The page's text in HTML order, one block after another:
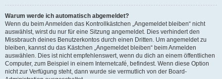
Warum werde ich automatisch abgemeldet?
Wenn du beim Anmelden das Kontrollkästchen „Angemeldet bleiben“ nicht
auswählst, wirst du nur für eine Sitzung angemeldet. Dies verhindert den
Missbrauch deines Benutzerkontos durch einen Dritten. Um angemeldet zu
bleiben, kannst du das Kästchen „Angemeldet bleiben“ beim Anmelden
auswählen. Dies ist nicht empfehlenswert, wenn du dich an einem öffentlichen
Computer, zum Beispiel in einem Internetcafé, befindest. Wenn diese Option
nicht zur Verfügung steht, dann wurde sie vermutlich von der Board-